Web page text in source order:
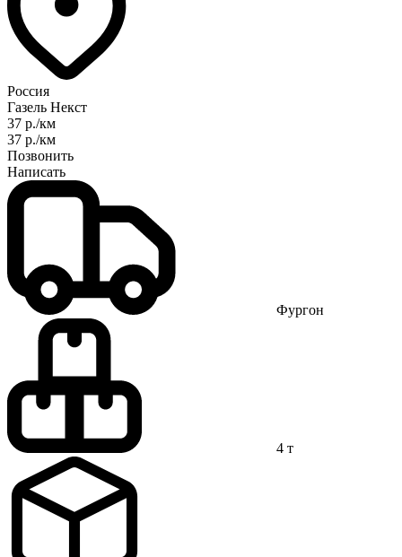
Россия
Газель Некст
37 р./км
37 р./км
Позвонить
Написать
Фургон
4 т